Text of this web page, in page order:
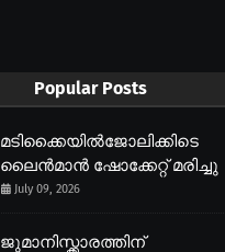
Popular Posts
മടിക്കൈയിൽജോലിക്കിടെ
ലൈൻമാൻ ഷോക്കേറ്റ് മരിച്ചു
July 09, 2026
ജുമാനിസ്ക്കാരത്തിന്